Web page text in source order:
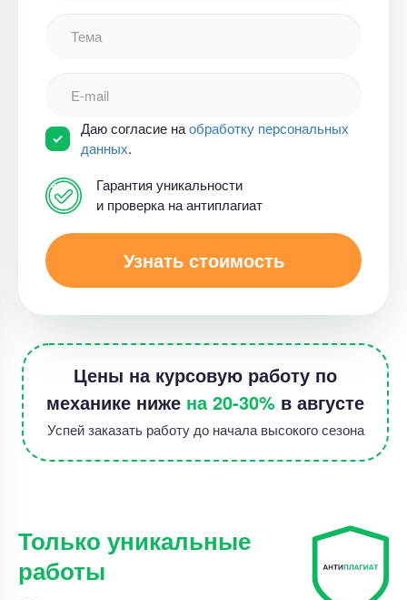
Даю согласие наобработку персональных
данных.
Гарантия уникальности
и проверка на антиплагиат
Узнать стоимость
Цены на курсовую работу по
механике ниже на 20-30% в августе
Успей заказать работу до начала высокого сезона
Только уникальные
работы